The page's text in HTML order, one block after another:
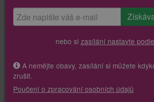
nebo si zasílání nastavte
A nemějte obavy, zasílání si můžete
zrušit.
Poučení o zpracování osobních údajů